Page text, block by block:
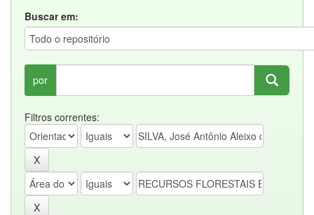
Buscar em:
por
Filtros correntes: